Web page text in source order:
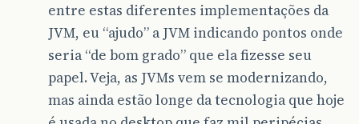
entre estas diferentes implementações da
JVM, eu “ajudo” a JVM indicando pontos onde
seria “de bom grado” que ela fizesse seu
papel. Veja, as JVMs vem se modernizando,
mas ainda estão longe da tecnologia que hoje